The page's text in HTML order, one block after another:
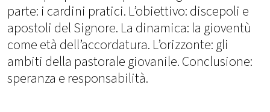
parte: i cardini pratici. L’obiettivo: discepoli e
apostoli del Signore. La dinamica: la gioventù
come età dell’accordatura. L’orizzonte: gli
ambiti della pastorale giovanile. Conclusione:
speranza e responsabilità.